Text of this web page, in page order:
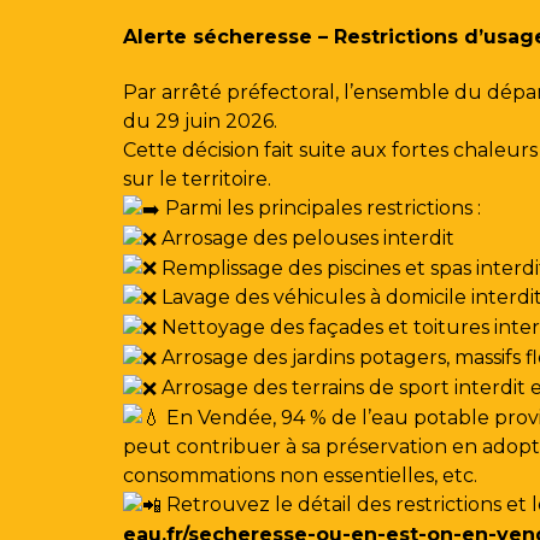
Alerte sécheresse – Restrictions
Par arrêté préfectoral, l’ensemble du
du 29 juin 2026.
Cette décision fait suite aux fortes
sur le territoire.
Parmi les principales restrictions :
Arrosage des pelouses interdit
Remplissage des piscines et spas
Lavage des véhicules à domicile interdit
Nettoyage des façades et toitures
Arrosage des jardins potagers,
Arrosage des terrains de sport interdit
En Vendée, 94 % de l’eau potable
peut contribuer à sa préservation en
consommations non essentielles, etc.
Retrouvez le détail des restrictions et
eau.fr/secheresse-ou-en-est-on-en-